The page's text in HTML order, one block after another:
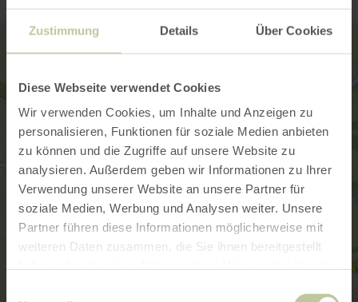
Zustimmung Details Über Cookies
Diese Webseite verwendet Cookies
Wir verwenden Cookies, um Inhalte und Anzeigen zu
personalisieren, Funktionen für soziale Medien anbieten
zu können und die Zugriffe auf unsere Website zu
analysieren. Außerdem geben wir Informationen zu Ihrer
Verwendung unserer Website an unsere Partner für
soziale Medien, Werbung und Analysen weiter. Unsere
Partner führen diese Informationen möglicherweise mit
weiteren Daten zusammen, die Sie ihnen bereitgestellt